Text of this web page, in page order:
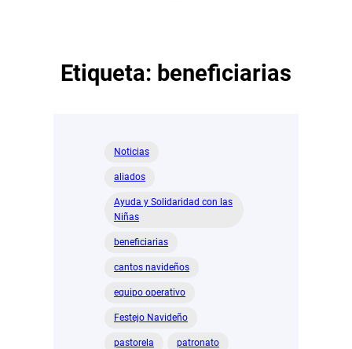
Etiqueta: beneficiarias
Noticias
aliados
Ayuda y Solidaridad con las
Niñas
beneficiarias
cantos navideños
equipo operativo
Festejo Navideño
pastorela patronato